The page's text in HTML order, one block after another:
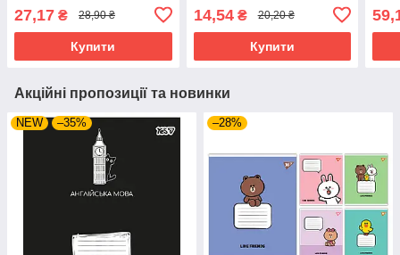
27,17 ₴ 28,90 ₴
Купити
14,54₴ 20,20 ₴
Купити
Акційні пропозиції та новинки
NEW –35% –28%